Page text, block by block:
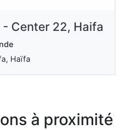
- Center 22, Haifa
Haïfa
à proximité